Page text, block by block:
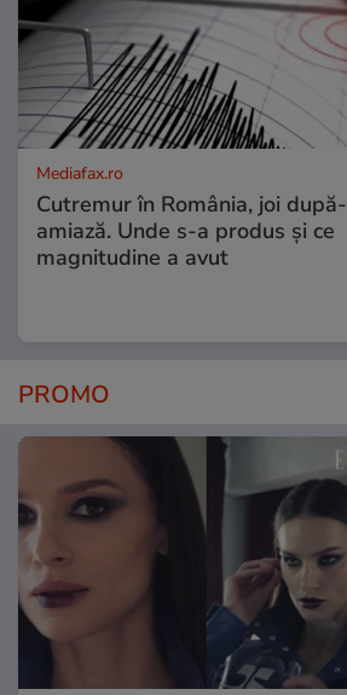
Mediafax.ro
Cutremur în România, joi după-
amiază. Unde s-a produs și ce
magnitudine a avut
PROMO